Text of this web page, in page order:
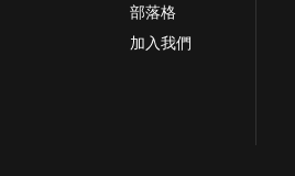
部落格
加入我們